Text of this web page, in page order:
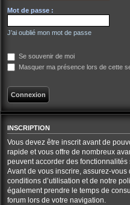
Mot de passe :
J’ai oublié mon mot de passe
Se souvenir de moi
Masquer ma présence lors de cette
INSCRIPTION
Vous devez être inscrit avant de
rapide et vous offre de nombreux
peuvent accorder des
Avant de vous inscrire, assurez-
conditions d’utilisation et de notre
également prendre le temps de
forum lors de votre navigation.